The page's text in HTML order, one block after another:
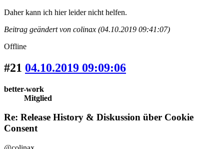
Daher kann ich hier leider nicht helfen.
Beitrag geändert von colinax (04.10.2019 09:41:07)
Offline
#21 04.10.2019 09:09:06
better-work
Mitglied
Re: Release History & Diskussion über Cookie
Consent